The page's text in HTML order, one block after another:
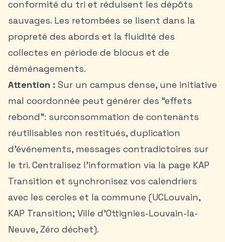
conformité du tri et réduisent les dépôts
sauvages. Les retombées se lisent dans la
propreté des abords et la fluidité des
collectes en période de blocus et de
déménagements.
Attention : Sur un campus dense, une initiative
mal coordonnée peut générer des “effets
rebond”: surconsommation de contenants
réutilisables non restitués, duplication
d’événements, messages contradictoires sur
le tri. Centralisez l’information via la page KAP
Transition et synchronisez vos calendriers
avec les cercles et la commune (UCLouvain,
KAP Transition; Ville d’Ottignies-Louvain-la-
Neuve, Zéro déchet).